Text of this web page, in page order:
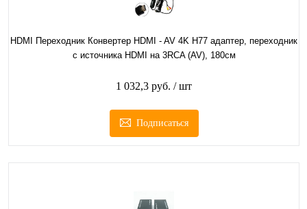
HDMI Переходник Конвертер HDMI - AV 4K H77 адаптер, переходник
с источника HDMI на 3RCA (AV), 180см
1 032,3 руб. / шт
Подписаться